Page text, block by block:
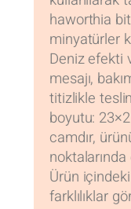
haworthia
minyatürler
Deniz efekti
mesajı,
titizlikle
boyutu:
camdır,
Ürün
farklılıklar